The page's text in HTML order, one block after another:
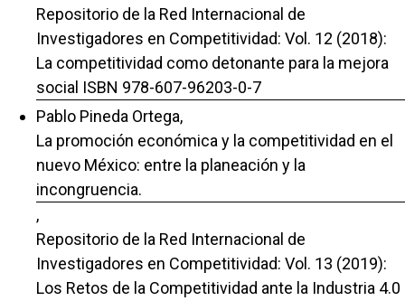
Repositorio de la Red Internacional de
Investigadores en Competitividad: Vol. 12 (2018):
La competitividad como detonante para la mejora
social ISBN 978-607-96203-0-7
Pablo Pineda Ortega,
La promoción económica y la competitividad en el
nuevo México: entre la planeación y la
incongruencia.
,
Repositorio de la Red Internacional de
Investigadores en Competitividad: Vol. 13 (2019):
Los Retos de la Competitividad ante la Industria 4.0